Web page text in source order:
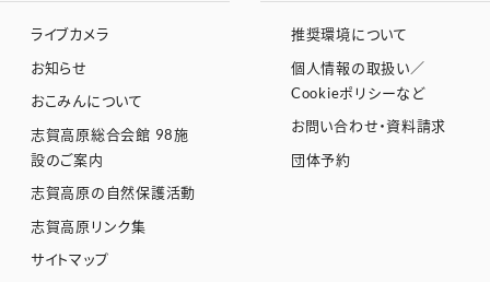
ライブカメラ
お知らせ
おこみんについて
志賀高原総合会館 98施
設のご案内
志賀高原の自然保護活動
志賀高原リンク集
サイトマップ
推奨環境について
個人情報の取扱い／
Cookieポリシーなど
お問い合わせ・資料請求
団体予約